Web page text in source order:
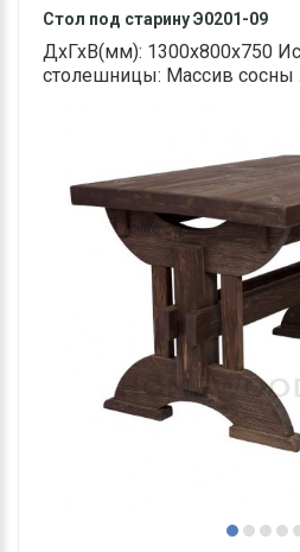
Стол под старину Э0201-09
ДхГхВ(мм): 1300х800х750
столешницы: Массив сосны